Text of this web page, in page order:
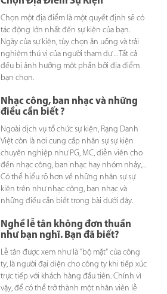
Chọn một địa điểm là một quyết định sẽ có
tác động lớn nhất đến sự kiện của bạn.
Ngày của sự kiện, tùy chọn ăn uống và trải
nghiệm thú vị của người tham dự ... Tất cả
đều bị ảnh hưởng một phần bởi địa điểm
bạn chọn.
Nhạc công, ban nhạc và những
điều cần biết ?
Ngoài dịch vụ tổ chức sự kiện, Rạng Danh
Việt còn là nơi cung cấp nhân sự sự kiện
chuyên nghiệp như PG, MC, diễn viên cho
đến nhạc công, ban nhạc hay nhóm nhảy,...
Có thể hiểu rõ hơn về những nhân sự sự
kiện trên như nhạc công, ban nhạc và
những điều cần biết trong bài dưới đây.
Nghề lễ tân không đơn thuần
như bạn nghĩ. Bạn đã biết?
Lễ tân được xem như là "bộ mặt" của công
ty, là người đại diện cho công ty khi tiếp xúc
trực tiếp với khách hàng đầu tiên. Chính vì
vậy, để có thể trở thành một nhân viên lễ